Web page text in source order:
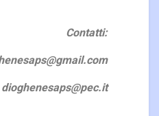
Contatti:
dioghenesaps@pec.it